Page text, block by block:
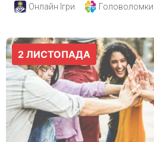
Онлайн Ігри Головоломки